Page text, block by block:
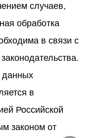
случаев,
обработка
в связи с
данных
в
Российской
законом от